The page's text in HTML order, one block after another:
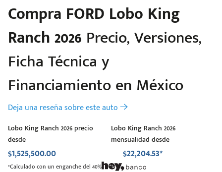
Compra FORD Lobo King
Ranch 2026 Precio, Versiones,
Ficha Técnica y
Financiamiento en México
Deja una reseña sobre este auto
Lobo King Ranch 2026 precio
desde
$1,525,500.00
Lobo King Ranch 2026
mensualidad desde
$22,204.53*
*Calculado con un enganche del 40%